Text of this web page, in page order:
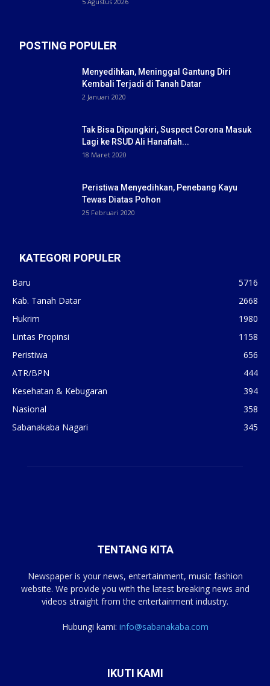
POSTING POPULER
Menyedihkan, Meninggal Gantung Diri
Kembali Terjadi di Tanah Datar
2 Januari 2020
Tak Bisa Dipungkiri, Suspect Corona Masuk
Lagi ke RSUD Ali Hanafiah...
18 Maret 2020
Peristiwa Menyedihkan, Penebang Kayu
Tewas Diatas Pohon
25 Februari 2020
KATEGORI POPULER
Baru
5716
Kab. Tanah Datar
2668
Hukrim
1980
Lintas Propinsi
1158
Peristiwa
656
ATR/BPN
444
Kesehatan & Kebugaran
394
Nasional
358
Sabanakaba Nagari
345
TENTANG KITA
Newspaper is your news, entertainment, music fashion
website. We provide you with the latest breaking news and
videos straight from the entertainment industry.
Hubungi kami: info@sabanakaba.com
IKUTI KAMI